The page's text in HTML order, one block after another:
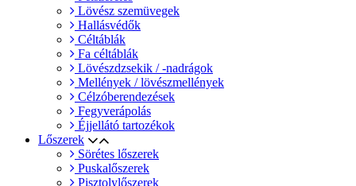
Lövész szemüvegek
Hallásvédők
Céltáblák
Fa céltáblák
Lövészdzsekik / -nadrágok
Mellények / lövészmellények
Célzóberendezések
Fegyverápolás
Éjjellátó tartozékok
Lőszerek
Sörétes lőszerek
Puskalőszerek
Pisztolylőszerek